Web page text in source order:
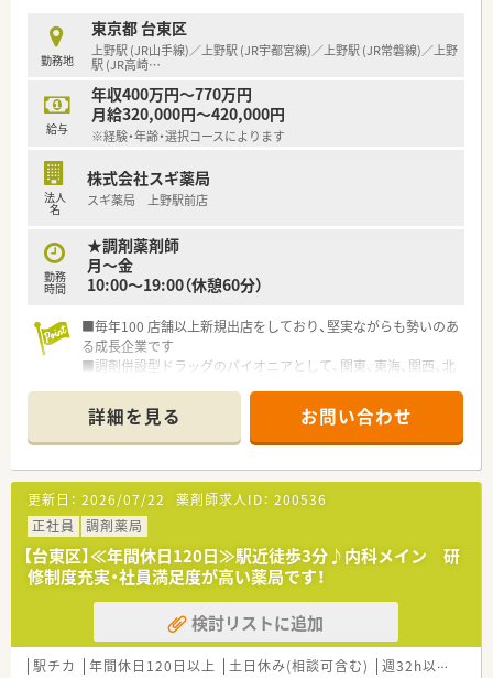
があるのも特徴です
勤務地
東京都 台東区
上野駅 (JR山手線)／上野駅 (JR宇都宮線)／上野駅 (JR常磐線)／上野
駅 (JR高崎…
給与
年収400万円～770万円
月給320,000円～420,000円
※経験・年齢・選択コースによります
法人
名
株式会社スギ薬局
スギ薬局 上野駅前店
勤務
時間
★調剤薬剤師
月～金
10:00～19:00（休憩60分）
■毎年100 店舗以上新規出店をしており、堅実ながらも勢いのあ
る成長企業です
■調剤併設型ドラッグのパイオニアとして、関東、東海、関西、北
■研修制度は様々なプランがあり、集合研修だけでなく任意で受
講可能な研修も幅広く用意されています
■店舗で活躍する従業員、社外で活躍する従業員、将来経営幹部
となる従業員など、薬剤師として様々な活躍ができるフィールド
を用意されています
■総合薬剤師・調剤薬剤師（土日休み・19時までの勤務）どちらか
の働き方を選択できます
■調剤併設型だけでなく「医療モール・クリニック併設店舗」「敷
地内薬局」「訪問調剤特化型店舗」など様々な店舗を運営してい
ます
■在宅医療にも積極的取り組んでおり「訪問調剤特化型店舗」を
50店舗以上、無菌調剤室は業界最多の51店舗設置しています
■「プラチナくるみん認定企業」「健康経営優良法人2023（大規模
法人部門）認定」等を取得し一人ひとりが働きやすい環境が整備
詳細を見る お問い合わせ
更新日： 2026/07/22 薬剤師求人ID： 200536
正社員
調剤薬局
【台東区】≪年間休日120日≫駅近徒歩3分♪内科メイン 研
修制度充実・社員満足度が高い薬局です！
検討リストに追加
駅チカ 年間休日120日以上 土日休み(相談可含む) 週32h以上